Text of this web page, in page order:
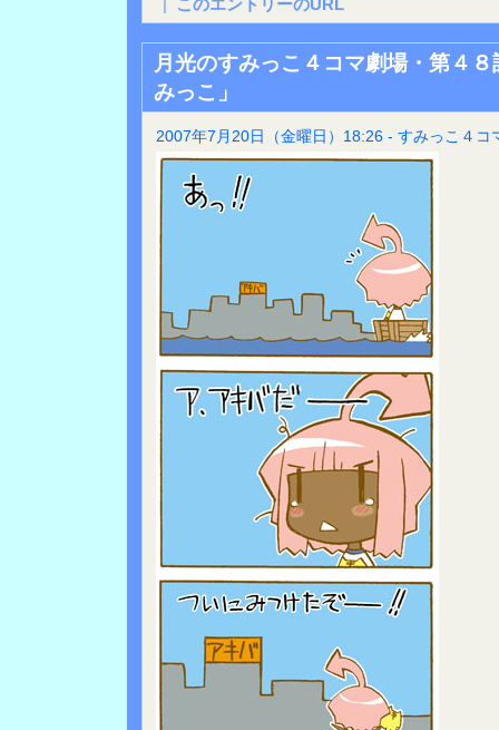
| このエントリーのURL
月光のすみっこ４コマ劇場・第４
みっこ」
2007年7月20日（金曜日）18:26 - すみっこ４コ